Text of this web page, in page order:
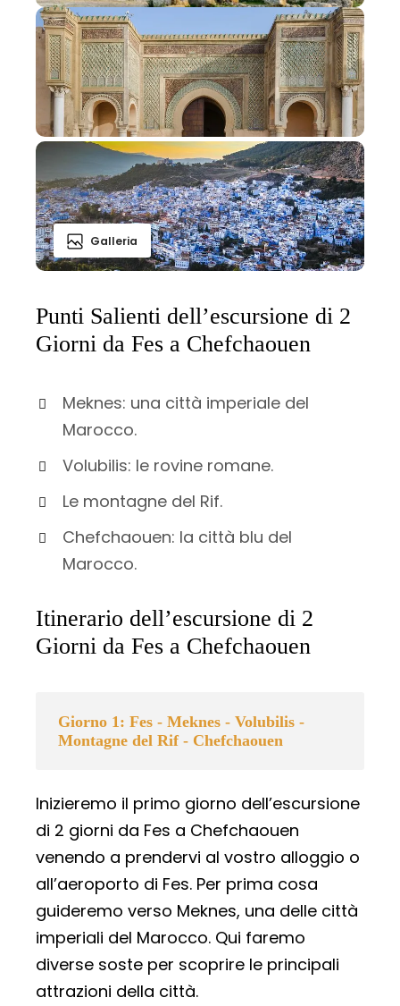
Galleria
Punti Salienti dell’escursione di 2
Giorni da Fes a Chefchaouen
Meknes: una città imperiale del
Marocco.
Volubilis: le rovine romane.
Le montagne del Rif.
Chefchaouen: la città blu del
Marocco.
Itinerario dell’escursione di 2
Giorni da Fes a Chefchaouen
Giorno 1: Fes - Meknes - Volubilis -
Montagne del Rif - Chefchaouen
Inizieremo il primo giorno dell’escursione
di 2 giorni da Fes a Chefchaouen
venendo a prendervi al vostro alloggio o
all’aeroporto di Fes. Per prima cosa
guideremo verso Meknes, una delle città
imperiali del Marocco. Qui faremo
diverse soste per scoprire le principali
attrazioni della città.